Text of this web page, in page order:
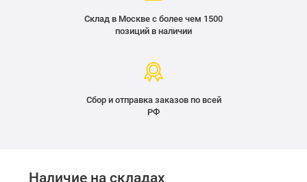
Склад в Москве с более чем 1500
позиций в наличии
Сбор и отправка заказов по всей
РФ
Наличие на складах